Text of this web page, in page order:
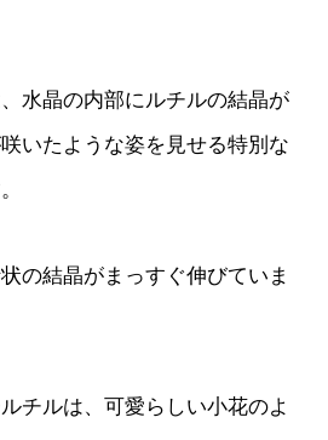
水晶の内部にルチルの結晶が
いたような姿を見せる特別な
の結晶がまっすぐ伸びていま
チルは、可愛らしい小花のよ